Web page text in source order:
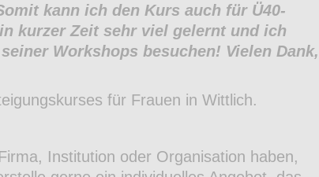
kann ich den Kurs auch für Ü40-
kurzer Zeit sehr viel gelernt und ich
Workshops besuchen! Vielen Dank,
für Frauen in Wittlich.
Institution oder Organisation haben,